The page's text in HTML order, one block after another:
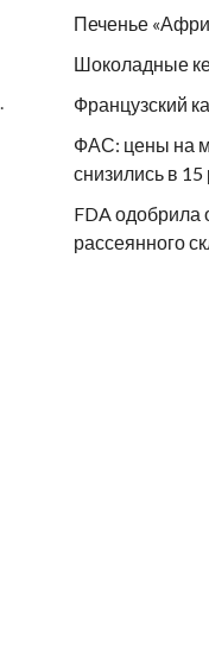
Печенье
Шоколадные
Французский
ФАС: цены на
снизились в 15
FDA одобрила
рассеянного